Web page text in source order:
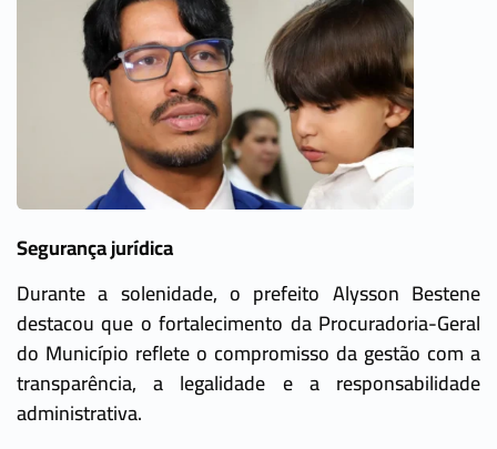
Segurança jurídica
Durante a solenidade, o prefeito Alysson Bestene
destacou que o fortalecimento da Procuradoria-Geral
do Município reflete o compromisso da gestão com a
transparência, a legalidade e a responsabilidade
administrativa.